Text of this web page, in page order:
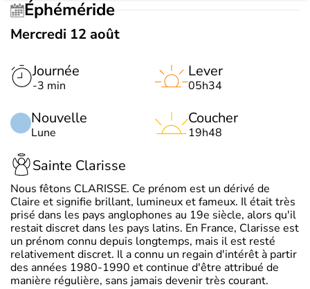
Éphéméride
Mercredi 12 août
Journée
-3 min
Nouvelle
Lune
Lever
05h34
Coucher
19h48
Sainte Clarisse
Nous fêtons CLARISSE. Ce prénom est un dérivé de
Claire et signifie brillant, lumineux et fameux. Il était très
prisé dans les pays anglophones au 19e siècle, alors qu'il
restait discret dans les pays latins. En France, Clarisse est
un prénom connu depuis longtemps, mais il est resté
relativement discret. Il a connu un regain d'intérêt à partir
des années 1980-1990 et continue d'être attribué de
manière régulière, sans jamais devenir très courant.